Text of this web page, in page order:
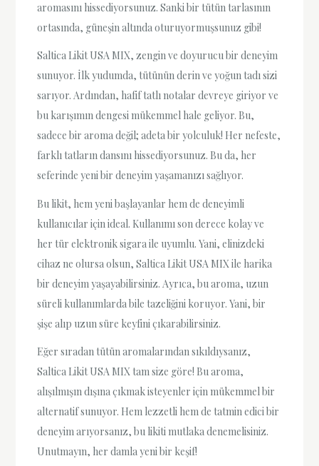
aromasını hissediyorsunuz. Sanki bir tütün tarlasının
ortasında, güneşin altında oturuyormuşsunuz gibi!
Saltica Likit USA MIX, zengin ve doyurucu bir deneyim
sunuyor. İlk yudumda, tütünün derin ve yoğun tadı sizi
sarıyor. Ardından, hafif tatlı notalar devreye giriyor ve
bu karışımın dengesi mükemmel hale geliyor. Bu,
sadece bir aroma değil; adeta bir yolculuk! Her nefeste,
farklı tatların dansını hissediyorsunuz. Bu da, her
seferinde yeni bir deneyim yaşamanızı sağlıyor.
Bu likit, hem yeni başlayanlar hem de deneyimli
kullanıcılar için ideal. Kullanımı son derece kolay ve
her tür elektronik sigara ile uyumlu. Yani, elinizdeki
cihaz ne olursa olsun, Saltica Likit USA MIX ile harika
bir deneyim yaşayabilirsiniz. Ayrıca, bu aroma, uzun
süreli kullanımlarda bile tazeliğini koruyor. Yani, bir
şişe alıp uzun süre keyfini çıkarabilirsiniz.
Eğer sıradan tütün aromalarından sıkıldıysanız,
Saltica Likit USA MIX tam size göre! Bu aroma,
alışılmışın dışına çıkmak isteyenler için mükemmel bir
alternatif sunuyor. Hem lezzetli hem de tatmin edici bir
deneyim arıyorsanız, bu likiti mutlaka denemelisiniz.
Unutmayın, her damla yeni bir keşif!